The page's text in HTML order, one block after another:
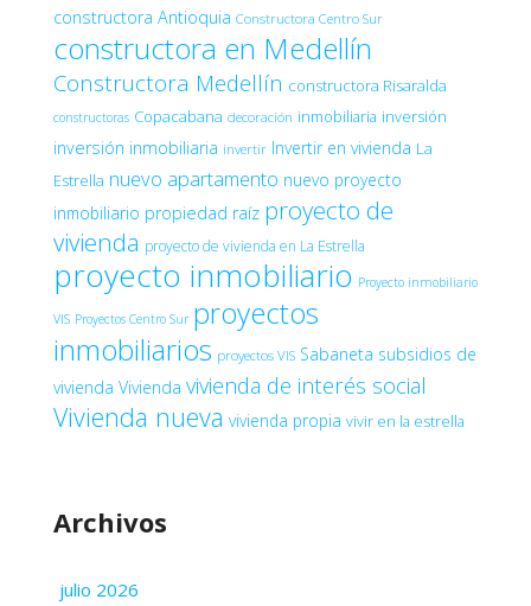
constructora Antioquia Constructora Centro Sur
constructora en Medellín
Constructora Medellín constructora Risaralda
constructoras Copacabana decoración inmobiliaria inversión
inversión inmobiliaria invertir Invertir en vivienda La
Estrella nuevo apartamento nuevo proyecto
inmobiliario propiedad raíz proyecto de
vivienda proyecto de vivienda en La Estrella
proyecto inmobiliario Proyecto inmobiliario
VIS Proyectos Centro Sur proyectos
inmobiliarios proyectos VIS Sabaneta subsidios de
vivienda Vivienda vivienda de interés social
Vivienda nueva vivienda propia vivir en la estrella
Archivos
julio 2026